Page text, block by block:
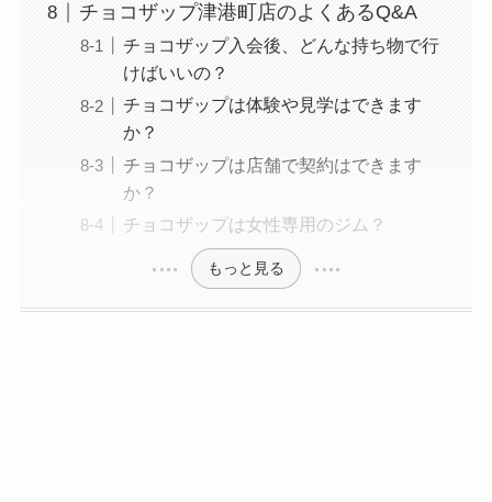
チョコザップ津港町店のよくあるQ&A
チョコザップ入会後、どんな持ち物で行
けばいいの？
チョコザップは体験や見学はできます
か？
チョコザップは店舗で契約はできます
か？
チョコザップは女性専用のジム？
もっと見る